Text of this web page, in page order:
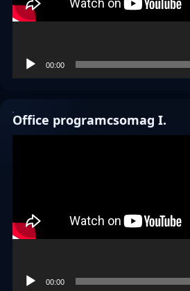
00:00
Office programcsomag I.
00:00